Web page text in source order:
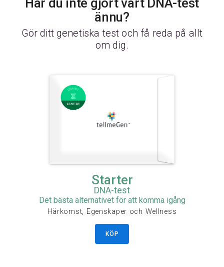
Har du inte gjort vårt DNA-test
ännu?
Gör ditt genetiska test och få reda på allt
om dig.
Starter
DNA-test
Det bästa alternativet för att komma igång
Härkomst, Egenskaper och Wellness
KÖP